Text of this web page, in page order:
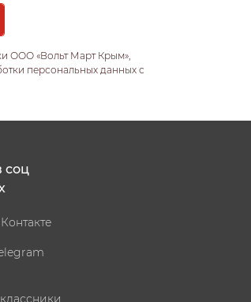
ООО «Вольт Март Крым»,
персональных данных с
соц